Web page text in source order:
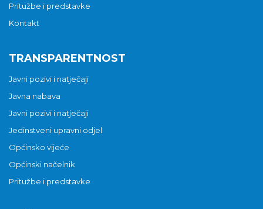
Pritužbe i predstavke
Kontakt
TRANSPARENTNOST
Javni pozivi i natječaji
Javna nabava
Javni pozivi i natječaji
Jedinstveni upravni odjel
Općinsko vijeće
Općinski načelnik
Pritužbe i predstavke